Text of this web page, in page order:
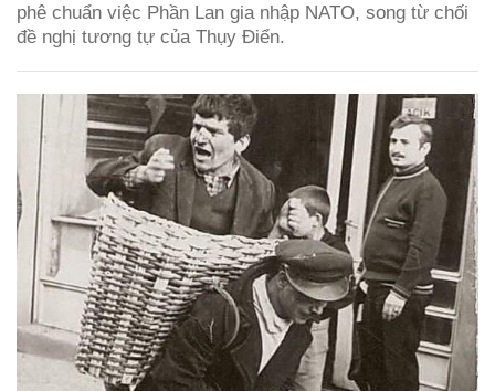
phê chuẩn việc Phần Lan gia nhập NATO, song từ chối
đề nghị tương tự của Thụy Điển.